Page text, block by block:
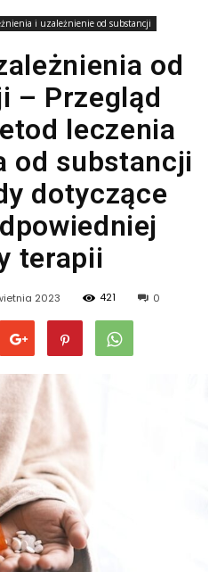
i uzależnienie od substancji
od
– Przegląd
leczenia
od substancji
dotyczące
terapii
2023 421 0